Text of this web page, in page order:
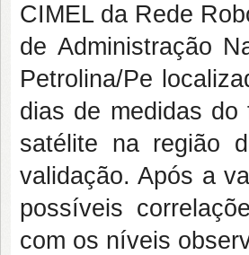
CIMEL da Rede
de Administração
Petrolina/Pe
dias de medidas do
satélite na região
validação. Após a
possíveis
com os níveis